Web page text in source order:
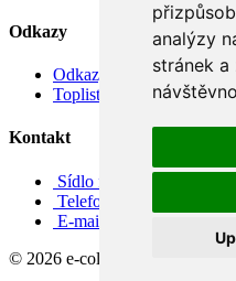
analýzy
stránek
Odkazy
Odkazy
Toplist
Kontakt
Sídlo firmy: Boženy
Telefon: +420 608 449
E-mail: info@e-color.cz
© 2026 e-color.cz